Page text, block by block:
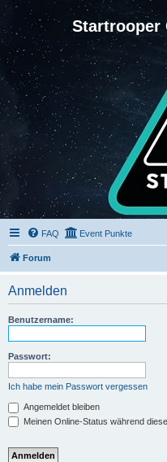
Startrooper
FAQ Event Punkte
Forum
Anmelden
Benutzername:
Passwort:
Ich habe mein Passwort vergessen
Angemeldet bleiben
Meinen Online-Status während